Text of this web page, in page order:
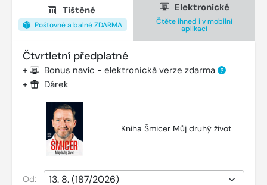
Tištěné
Poštovné a balné ZDARMA
Elektronické
Čtěte ihned i v mobilní
aplikaci
Čtvrtletní předplatné
+ Bonus navíc - elektronická verze zdarma ?
+ Dárek
Kniha Šmicer Můj druhý život
Od: